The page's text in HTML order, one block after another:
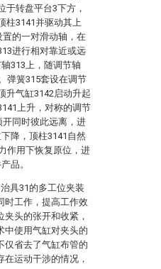
于转盘平台3下方，
柱3141并驱动其上
的一对滑动轴，在
进行相对靠近或远
313上，随调节轴
弹簧315套设在调节
升气缸3142启动升起
上升，对称的调节
同时彼此远离，进
降，顶柱3141自然
作用下恢复原位，进
品。
具31的多工位夹装
时工作，提高工作效
头的张开和收紧，
中使用气缸对夹头的
仅省去了气缸布管的
运动干涉的情况，